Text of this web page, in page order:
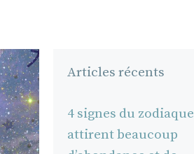
Articles récents
4 signes du zodiaque
attirent beaucoup